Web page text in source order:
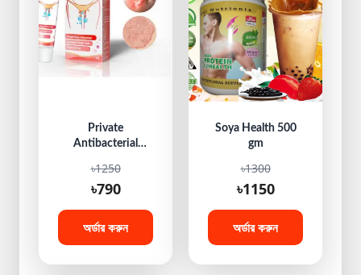
Private
Antibacterial
Cream
৳1250
৳790
অর্ডার করুন
Soya Health 500
gm
৳1300
৳1150
অর্ডার করুন